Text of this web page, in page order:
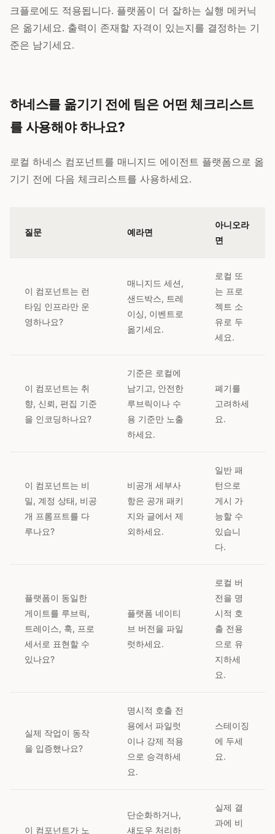
크플로에도 적용됩니다. 플랫폼이 더 잘하는 실행 메커닉
은 옮기세요. 출력이 존재할 자격이 있는지를 결정하는 기
준은 남기세요.
하네스를 옮기기 전에 팀은 어떤 체크리스트
를 사용해야 하나요?
로컬 하네스 컴포넌트를 매니지드 에이전트 플랫폼으로 옮
기기 전에 다음 체크리스트를 사용하세요.
질문 예라면
아니오라
면
이 컴포넌트는 런
타임 인프라만 운
영하나요?
매니지드 세션,
샌드박스, 트레
이싱, 이벤트로
옮기세요.
로컬 또
는 프로
젝트 소
유로 두
세요.
이 컴포넌트는 취
향, 신뢰, 편집 기준
을 인코딩하나요?
기준은 로컬에
남기고, 안전한
루브릭이나 수
용 기준만 노출
하세요.
폐기를
고려하세
요.
이 컴포넌트는 비
밀, 계정 상태, 비공
개 프롬프트를 다
루나요?
비공개 세부사
항은 공개 패키
지와 글에서 제
외하세요.
일반 패
턴으로
게시 가
능할 수
있습니
다.
플랫폼이 동일한
게이트를 루브릭,
트레이스, 훅, 프로
세서로 표현할 수
있나요?
플랫폼 네이티
브 버전을 파일
럿하세요.
로컬 버
전을 명
시적 호
출 전용
으로 유
지하세
요.
실제 작업이 동작
을 입증했나요?
명시적 호출 전
용에서 파일럿
이나 강제 적용
으로 승격하세
요.
스테이징
에 두세
요.
이 컴포넌트가 노
단순화하거나,
섀도우 처리하
실제 결
과에 비